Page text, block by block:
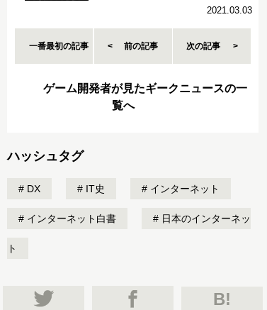
2021.03.03
一番最初の記事 前の記事 次の記事
ゲーム開発者が見たギークニュースの一
覧へ
ハッシュタグ
DX IT史 インターネット
インターネット白書 日本のインターネッ
ト
B!